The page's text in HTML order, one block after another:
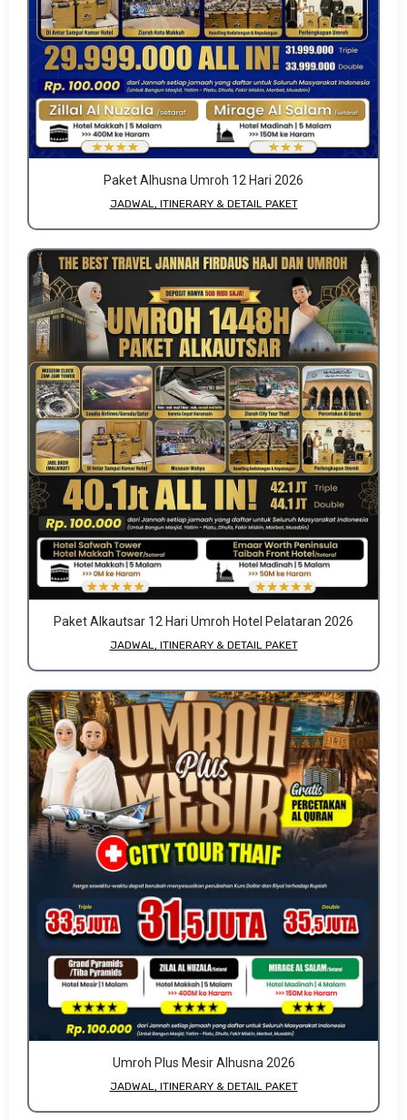
Paket Alhusna Umroh 12 Hari 2026
JADWAL, ITINERARY & DETAIL PAKET
Paket Alkautsar 12 Hari Umroh Hotel Pelataran 2026
JADWAL, ITINERARY & DETAIL PAKET
Umroh Plus Mesir Alhusna 2026
JADWAL, ITINERARY & DETAIL PAKET